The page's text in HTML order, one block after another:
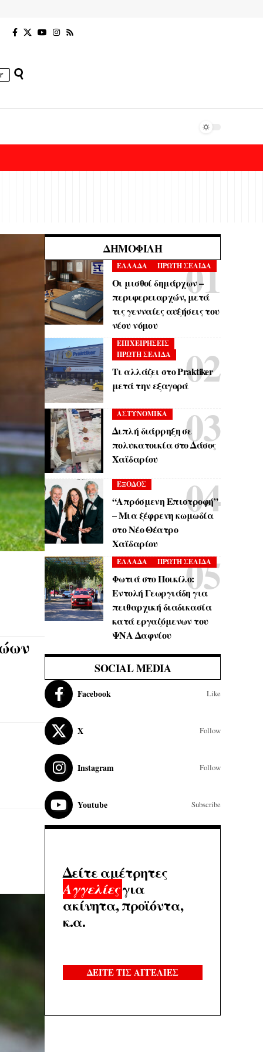
ΔΗΜΟΦΙΛΉ
ΕΛΛΑΔΑ ΠΡΩΤΗ ΣΕΛΙΔΑ
Οι μισθοί δημάρχων –
περιφερειαρχών, μετά
τις γενναίες αυξήσεις του
νέου νόμου
ΕΠΙΧΕΙΡΗΣΕΙΣ
ΠΡΩΤΗ ΣΕΛΙΔΑ
Τι αλλάζει στο Praktiker
μετά την εξαγορά
ΑΣΤΥΝΟΜΙΚΑ
Διπλή διάρρηξη σε
πολυκατοικία στο Δάσος
Χαϊδαρίου
ΕΞΟΔΟΣ
“Απρόσμενη Επιστροφή”
– Μια ξέφρενη κωμωδία
στο Νέο Θέατρο
Χαϊδαρίου
ΕΛΛΑΔΑ ΠΡΩΤΗ ΣΕΛΙΔΑ
Φωτιά στο Ποικίλο:
Εντολή Γεωργιάδη για
πειθαρχική διαδικασία
κατά εργαζόμενων του
ΨΝΑ Δαφνίου
SOCIAL MEDIA
Facebook Like
X Follow
Instagram Follow
Youtube Subscribe
Δείτε αμέτρητες
Αγγελίεςγια
ακίνητα, προϊόντα,
κ.α.
ΔΕΙΤΕ ΤΙΣ ΑΓΓΕΛΙΕΣ